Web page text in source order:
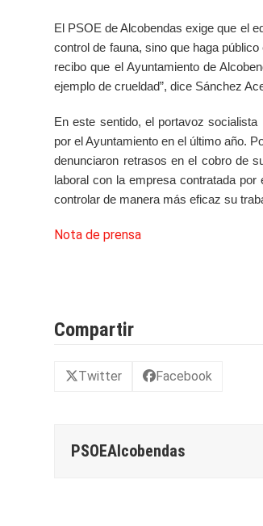
El PSOE de Alcobendas exige que el
control de fauna, sino que haga
recibo que el Ayuntamiento de
ejemplo de crueldad”, dice Sánchez
En este sentido, el portavoz
por el Ayuntamiento en el último año.
denunciaron retrasos en el cobro de
laboral con la empresa contratada
controlar de manera más eficaz su
Nota de prensa
Compartir
Twitter Facebook
PSOEAlcobendas